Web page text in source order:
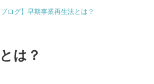
ブログ】早期事業再生法とは？
は？